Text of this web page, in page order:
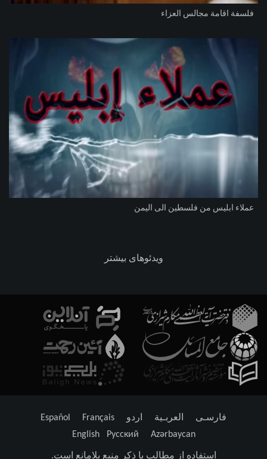
فلسفة اقامة مجالس العزاء
عملاء ابليس من فلسطين الى اليمن
ویدئوهای بیشتر
فارسـی العربـیة اردو Français
Español
Azərbaycan
Русский
English
استفاده از مطالب با ذکر منبع بلامانع است.